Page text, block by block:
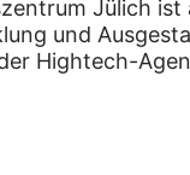
Jülich ist
und
Hightech-